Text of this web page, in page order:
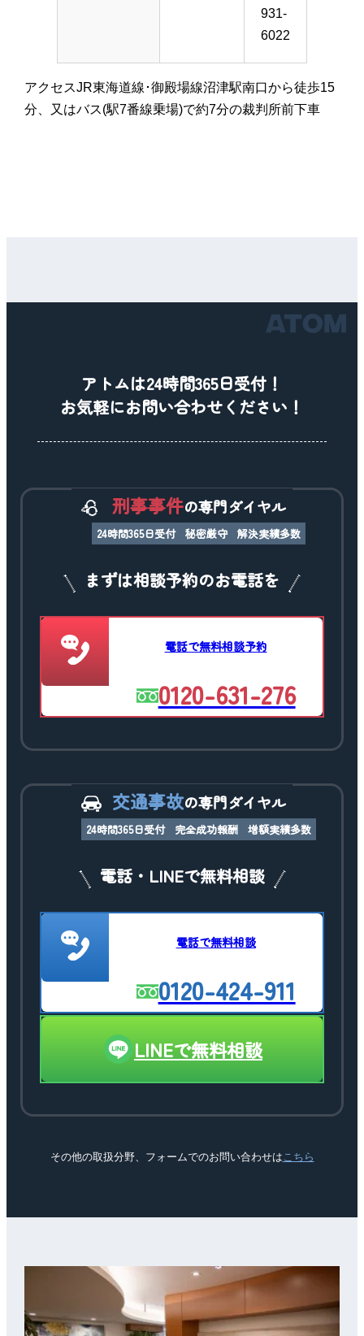
931-
6022
アクセスJR東海道線･御殿場線沼津駅南口から徒歩15
分、又はバス(駅7番線乗場)で約7分の裁判所前下車
アトムは24時間365日受付！
お気軽にお問い合わせください！
刑事事件の専門ダイヤル
24時間365日受付 秘密厳守 解決実績多数
まずは相談予約のお電話を
電話で無料相談予約
0120-631-276
交通事故の専門ダイヤル
24時間365日受付 完全成功報酬 増額実績多数
電話・LINEで無料相談
電話で無料相談
0120-424-911
LINEで無料相談
その他の取扱分野、フォームでのお問い合わせはこちら